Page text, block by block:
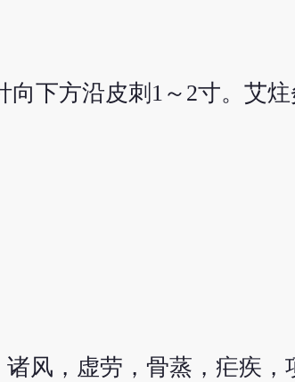
下方沿皮刺1～2寸。艾
风，虚劳，骨蒸，疟疾，